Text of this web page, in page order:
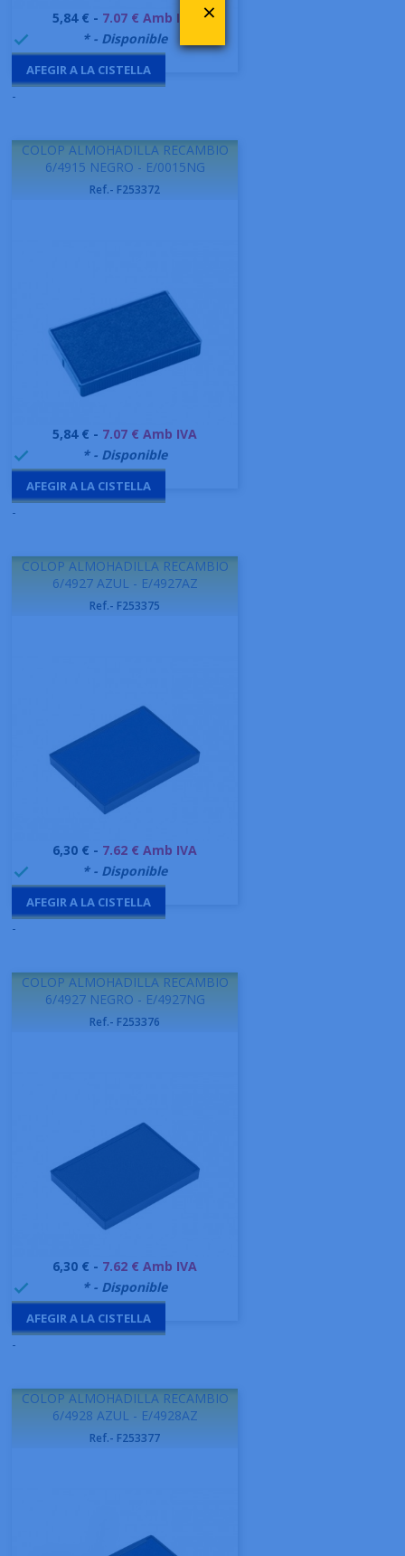
Preu
5,84 € - 7.07 € Amb IVA
 * - Disponible
AFEGIR A LA CISTELLA
-
COLOP ALMOHADILLA RECAMBIO
6/4915 NEGRO - E/0015NG
Ref.- F253372
Preu
5,84 € - 7.07 € Amb IVA
 * - Disponible
AFEGIR A LA CISTELLA
-
COLOP ALMOHADILLA RECAMBIO
6/4927 AZUL - E/4927AZ
Ref.- F253375
Preu
6,30 € - 7.62 € Amb IVA
 * - Disponible
AFEGIR A LA CISTELLA
-
COLOP ALMOHADILLA RECAMBIO
6/4927 NEGRO - E/4927NG
Ref.- F253376
Preu
6,30 € - 7.62 € Amb IVA
 * - Disponible
AFEGIR A LA CISTELLA
-
COLOP ALMOHADILLA RECAMBIO
6/4928 AZUL - E/4928AZ
Ref.- F253377
×